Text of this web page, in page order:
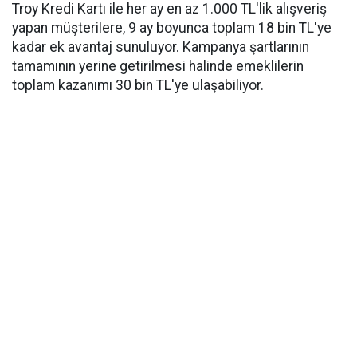
Troy Kredi Kartı ile her ay en az 1.000 TL'lik alışveriş
yapan müşterilere, 9 ay boyunca toplam 18 bin TL'ye
kadar ek avantaj sunuluyor. Kampanya şartlarının
tamamının yerine getirilmesi halinde emeklilerin
toplam kazanımı 30 bin TL'ye ulaşabiliyor.